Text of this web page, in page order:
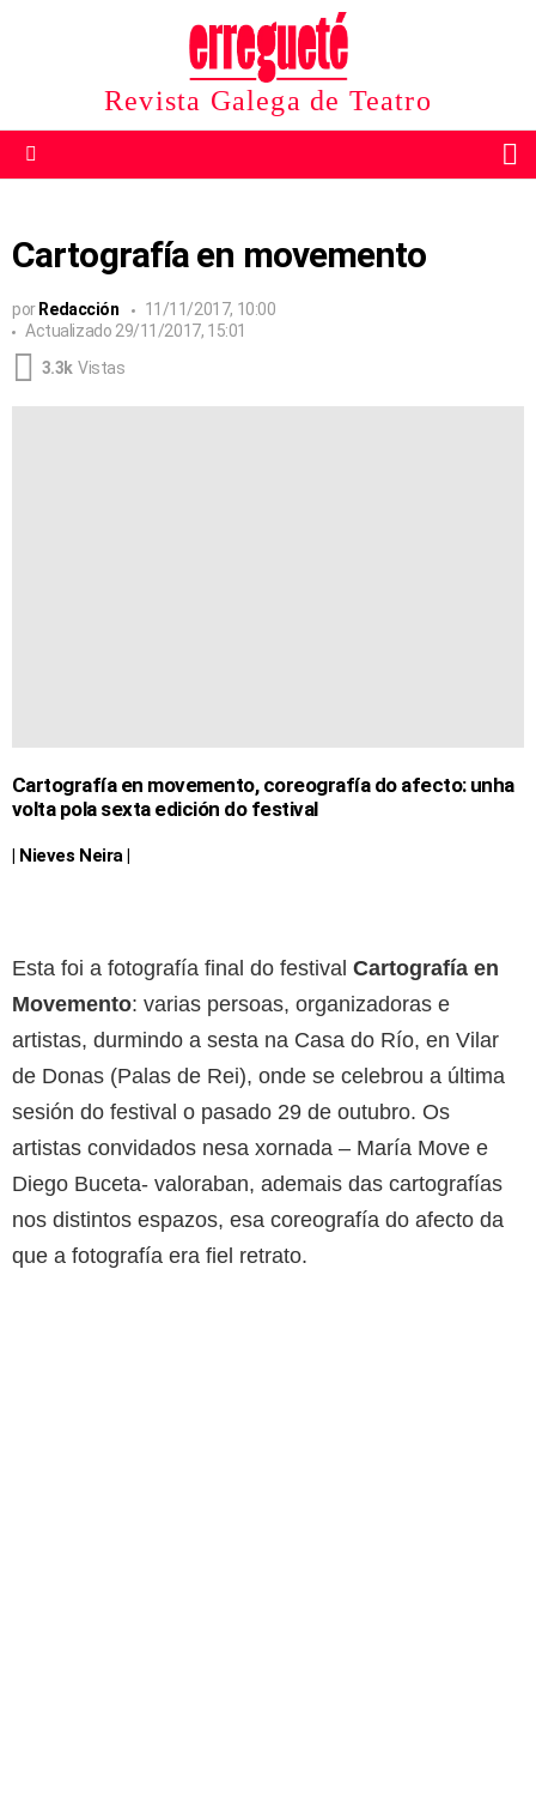
Revista Galega de Teatro
Cartografía en movemento
por Redacción
11/11/2017, 10:00
Actualizado 29/11/2017, 15:01
3.3k Vistas
Cartografía en movemento, coreografía do afecto: unha
volta pola sexta edición do festival
| Nieves Neira |
Esta foi a fotografía final do festival Cartografía en
Movemento: varias persoas, organizadoras e
artistas, durmindo a sesta na Casa do Río, en Vilar
de Donas (Palas de Rei), onde se celebrou a última
sesión do festival o pasado 29 de outubro. Os
artistas convidados nesa xornada – María Move e
Diego Buceta- valoraban, ademais das cartografías
nos distintos espazos, esa coreografía do afecto da
que a fotografía era fiel retrato.